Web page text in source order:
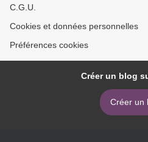
C.G.U.
Cookies et données personnelles
Préférences cookies
Créer un blog
Créer un